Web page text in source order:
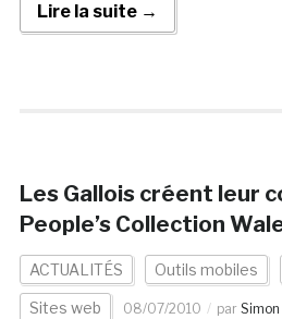
Lire la suite →
Les Gallois créent leur
People’s Collection
ACTUALITÉS Outils mobiles
Sites web 08/07/2010 par